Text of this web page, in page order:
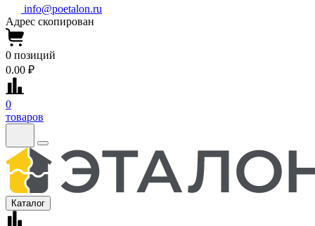
info@poetalon.ru
Адрес скопирован
0 позиций
0.00 ₽
0
товаров
Каталог